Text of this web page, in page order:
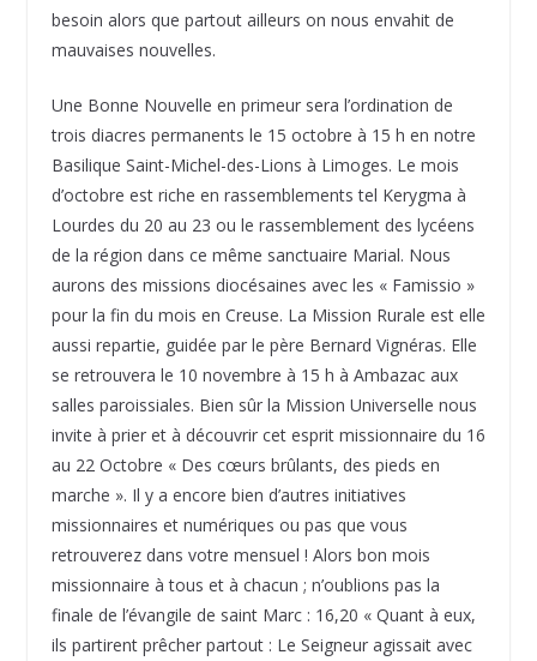
besoin alors que partout ailleurs on nous envahit de
mauvaises nouvelles.
Une Bonne Nouvelle en primeur sera l’ordination de
trois diacres permanents le 15 octobre à 15 h en notre
Basilique Saint-Michel-des-Lions à Limoges. Le mois
d’octobre est riche en rassemblements tel Kerygma à
Lourdes du 20 au 23 ou le rassemblement des lycéens
de la région dans ce même sanctuaire Marial. Nous
aurons des missions diocésaines avec les « Famissio »
pour la fin du mois en Creuse. La Mission Rurale est elle
aussi repartie, guidée par le père Bernard Vignéras. Elle
se retrouvera le 10 novembre à 15 h à Ambazac aux
salles paroissiales. Bien sûr la Mission Universelle nous
invite à prier et à découvrir cet esprit missionnaire du 16
au 22 Octobre « Des cœurs brûlants, des pieds en
marche ». Il y a encore bien d’autres initiatives
missionnaires et numériques ou pas que vous
retrouverez dans votre mensuel ! Alors bon mois
missionnaire à tous et à chacun ; n’oublions pas la
finale de l’évangile de saint Marc : 16,20 « Quant à eux,
ils partirent prêcher partout : Le Seigneur agissait avec